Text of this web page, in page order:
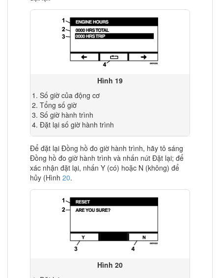
Hình 19
Số giờ của động cơ
Tổng số giờ
Số giờ hành trình
Đặt lại số giờ hành trình
Để đặt lại Đồng hồ đo giờ hành trình, hãy tô sáng
Đồng hồ đo giờ hành trình và nhấn nút Đặt lại; để
xác nhận đặt lại, nhấn Y (có) hoặc N (không) để
hủy (Hình 20.
Hình 20